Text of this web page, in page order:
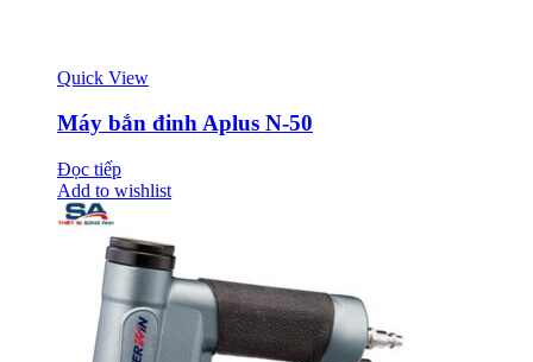
Quick View
Máy bắn đinh Aplus N-50
Đọc tiếp
Add to wishlist